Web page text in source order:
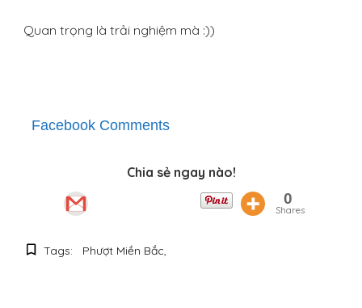
Quan trọng là trải nghiệm mà :))
Facebook Comments
Chia sẻ ngay nào!
0
Shares
Tags: Phượt Miền Bắc